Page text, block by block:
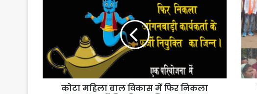
निकला
फर्जी
नियुक्ति
कोटा महिला बाल विकास में फिर निकला
महिला
आयोग
अध्यक्ष
हर्षिता
पाण्डेेय
को
पुलिस
ने